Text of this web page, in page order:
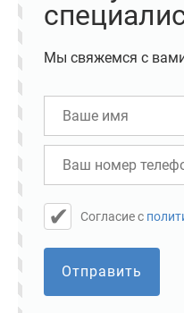
Мы свяжемся с
Cогласие с
Отправить